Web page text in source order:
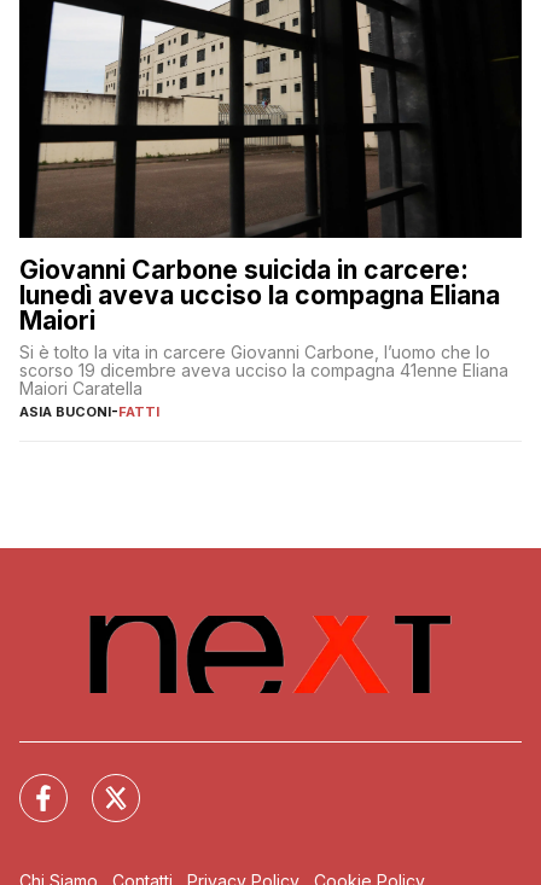
Giovanni Carbone suicida in carcere:
lunedì aveva ucciso la compagna Eliana
Maiori
Si è tolto la vita in carcere Giovanni Carbone, l’uomo che lo
scorso 19 dicembre aveva ucciso la compagna 41enne Eliana
Maiori Caratella
ASIA BUCONI-FATTI